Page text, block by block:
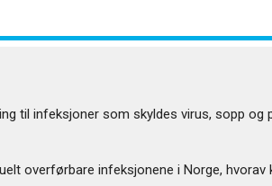
til infeksjoner som skyldes virus, sopp og
overførbare infeksjonene i Norge, hvorav